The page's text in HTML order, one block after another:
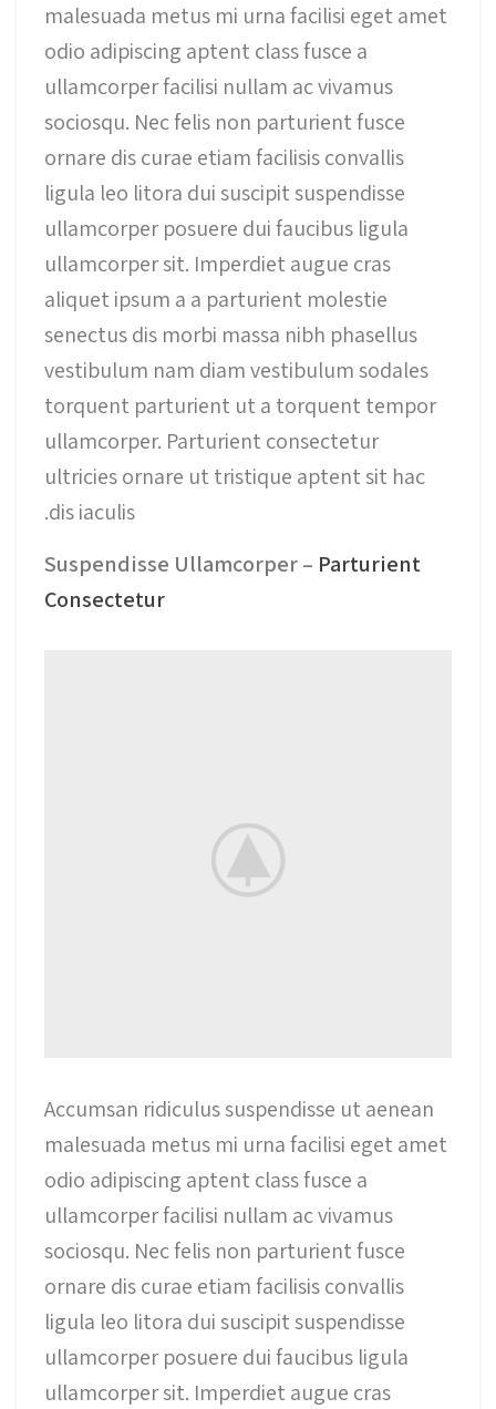
malesuada metus mi urna facilisi eget amet
odio adipiscing aptent class fusce a
ullamcorper facilisi nullam ac vivamus
sociosqu. Nec felis non parturient fusce
ornare dis curae etiam facilisis convallis
ligula leo litora dui suscipit suspendisse
ullamcorper posuere dui faucibus ligula
ullamcorper sit. Imperdiet augue cras
aliquet ipsum a a parturient molestie
senectus dis morbi massa nibh phasellus
vestibulum nam diam vestibulum sodales
torquent parturient ut a torquent tempor
ullamcorper. Parturient consectetur
ultricies ornare ut tristique aptent sit hac
dis iaculis.
Suspendisse Ullamcorper – Parturient
Consectetur
Accumsan ridiculus suspendisse ut aenean
malesuada metus mi urna facilisi eget amet
odio adipiscing aptent class fusce a
ullamcorper facilisi nullam ac vivamus
sociosqu. Nec felis non parturient fusce
ornare dis curae etiam facilisis convallis
ligula leo litora dui suscipit suspendisse
ullamcorper posuere dui faucibus ligula
ullamcorper sit. Imperdiet augue cras